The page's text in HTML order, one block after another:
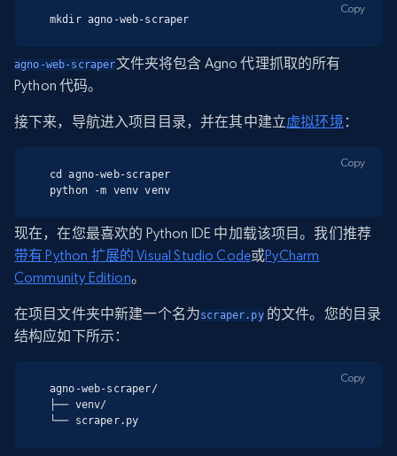
mkdir agno-web-scraper
Copy
agno-web-scraper文件夹将包含 Agno 代理抓取的所有
Python 代码。
接下来，导航进入项目目录，并在其中建立虚拟环境 ：
cd agno-web-scraper
python -m venv venv
Copy
现在，在您最喜欢的 Python IDE 中加载该项目。我们推荐
带有 Python 扩展的 Visual Studio Code或PyCharm
Community Edition。
在项目文件夹中新建一个名为scraper.py的文件。您的目录
结构应如下所示：
agno-web-scraper/
├── venv/
└── scraper.py
Copy